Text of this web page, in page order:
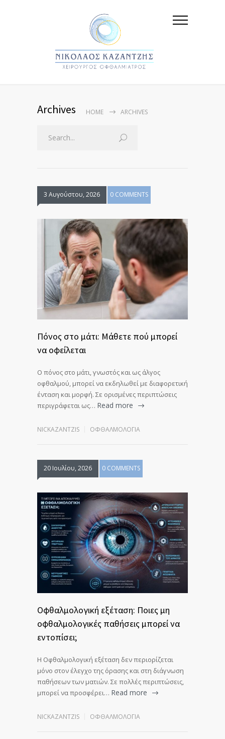
Archives HOME ARCHIVES
3 Αυγούστου, 2026 0 COMMENTS
Πόνος στο μάτι: Μάθετε πού μπορεί
να οφείλεται
Ο πόνος στο μάτι, γνωστός και ως άλγος
οφθαλμού, μπορεί να εκδηλωθεί με διαφορετική
ένταση και μορφή. Σε ορισμένες περιπτώσεις
περιγράφεται ως… Read more
NICKAZANTZIS ΟΦΘΑΛΜΟΛΟΓΊΑ
20 Ιουλίου, 2026 0 COMMENTS
Οφθαλμολογική εξέταση: Ποιες μη
οφθαλμολογικές παθήσεις μπορεί να
εντοπίσει;
Η Οφθαλμολογική εξέταση δεν περιορίζεται
μόνο στον έλεγχο της όρασης και στη διάγνωση
παθήσεων των ματιών. Σε πολλές περιπτώσεις,
μπορεί να προσφέρει… Read more
NICKAZANTZIS ΟΦΘΑΛΜΟΛΟΓΊΑ